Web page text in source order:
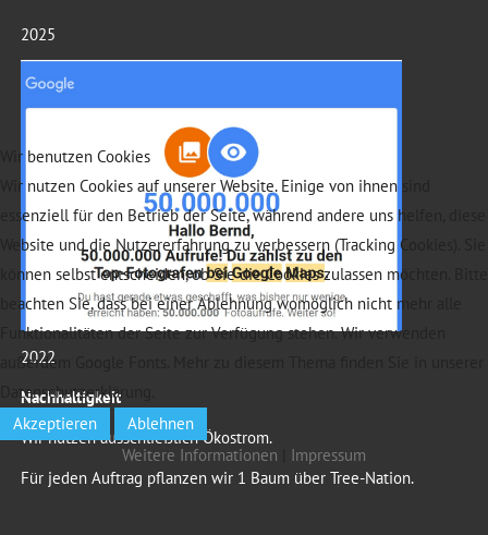
2025
2022
Nachhaltigkeit
Wir nutzen ausschließlich Ökostrom.
Für jeden Auftrag pflanzen wir 1 Baum über Tree-Nation.
Wir benutzen Cookies
Wir nutzen Cookies auf unserer Website. Einige von ihnen sind
essenziell für den Betrieb der Seite, während andere uns helfen, diese
Website und die Nutzererfahrung zu verbessern (Tracking Cookies). Sie
können selbst entscheiden, ob Sie die Cookies zulassen möchten. Bitte
beachten Sie, dass bei einer Ablehnung womöglich nicht mehr alle
Funktionalitäten der Seite zur Verfügung stehen. Wir verwenden
außerdem Google Fonts. Mehr zu diesem Thema finden Sie in unserer
Datenschutzerklärung.
Akzeptieren
Ablehnen
Weitere Informationen
Impressum